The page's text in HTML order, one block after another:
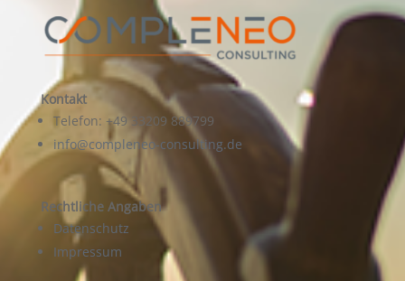
Kontakt
Telefon: +49 33209 889799
info@compleneo-consulting.de
Rechtliche Angaben
Datenschutz
Impressum